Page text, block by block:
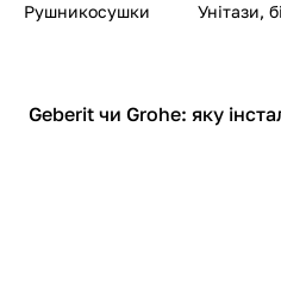
Рушникосушки Унітази,
Бренди та порівняння
Geberit чи Grohe: яку